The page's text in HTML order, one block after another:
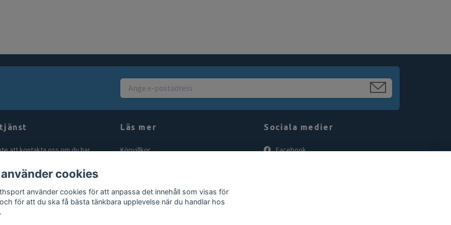
att kontakta oss om du har
vi kan! Maila oss på
Läs mer
Köpvillkor
Gör en retur
Sociala medier
Facebook
cookies
använder cookies för att anpassa det innehåll som visas för
för att du ska få bästa tänkbara upplevelse när du handlar hos